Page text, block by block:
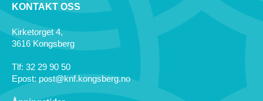
KONTAKT OSS
Kirketorget 4,
3616 Kongsberg
Tlf: 32 29 90 50
Epost: post@knf.kongsberg.no